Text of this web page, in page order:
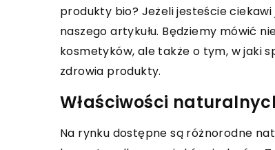
produkty bio? Jeżeli jesteście
naszego artykułu. Będziemy mówić
kosmetyków, ale także o tym, w jaki
zdrowia produkty.
Właściwości
Na rynku dostępne są różnorodne